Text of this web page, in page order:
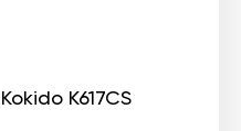
K617CS